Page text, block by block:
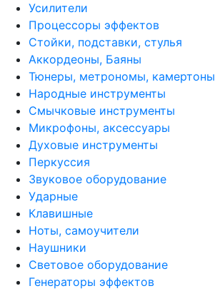
Усилители
Процессоры эффектов
Стойки, подставки, стулья
Аккордеоны, Баяны
Тюнеры, метрономы, камертоны
Народные инструменты
Смычковые инструменты
Микрофоны, аксессуары
Духовые инструменты
Перкуссия
Звуковое оборудование
Ударные
Клавишные
Ноты, самоучители
Наушники
Световое оборудование
Генераторы эффектов